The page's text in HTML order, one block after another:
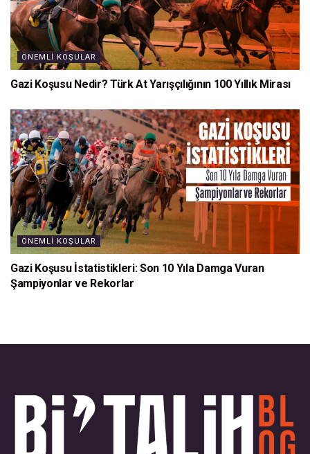
ÖNEMLI KOŞULAR
Gazi Koşusu Nedir? Türk At Yarışçılığının 100 Yıllık Mirası
ÖNEMLI KOŞULAR
Gazi Koşusu İstatistikleri: Son 10 Yıla Damga Vuran
Şampiyonlar ve Rekorlar